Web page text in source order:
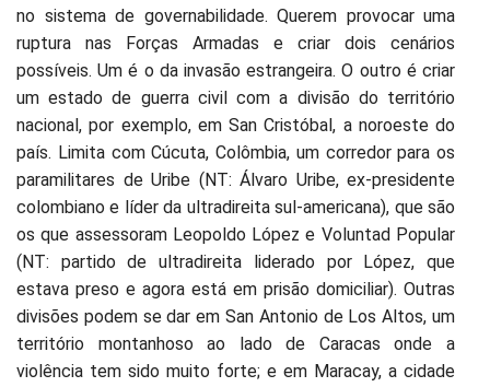
no sistema de governabilidade. Querem provocar uma
ruptura nas Forças Armadas e criar dois cenários
possíveis. Um é o da invasão estrangeira. O outro é criar
um estado de guerra civil com a divisão do território
nacional, por exemplo, em San Cristóbal, a noroeste do
país. Limita com Cúcuta, Colômbia, um corredor para os
paramilitares de Uribe (NT: Álvaro Uribe, ex-presidente
colombiano e líder da ultradireita sul-americana), que são
os que assessoram Leopoldo López e Voluntad Popular
(NT: partido de ultradireita liderado por López, que
estava preso e agora está em prisão domiciliar). Outras
divisões podem se dar em San Antonio de Los Altos, um
território montanhoso ao lado de Caracas onde a
violência tem sido muito forte; e em Maracay, a cidade